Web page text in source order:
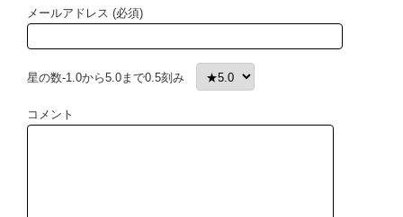
メールアドレス (必須)
星の数-1.0から5.0まで0.5刻み
コメント